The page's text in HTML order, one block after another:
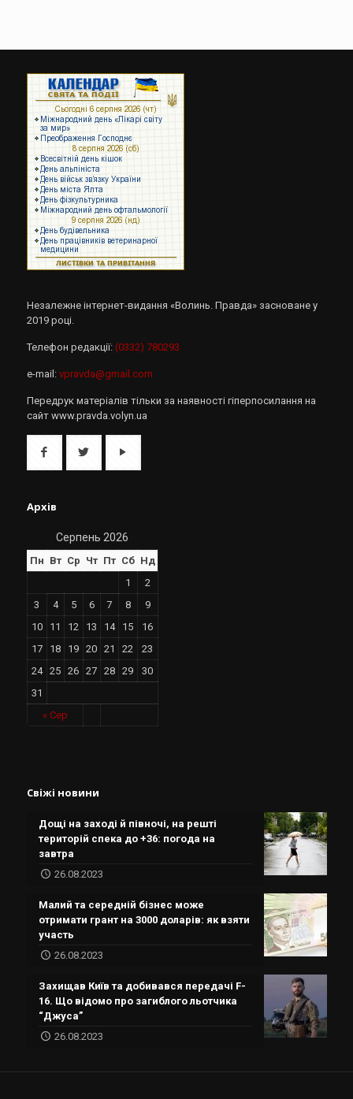
Незалежне інтернет-видання «Волинь. Правда» засноване у
2019 році.
Телефон редакції: (0332) 780293
e-mail: vpravda@gmail.com
Передрук матеріалів тільки за наявності гіперпосилання на
сайт www.pravda.volyn.ua
Архів
Серпень 2026
Пн Вт Ср Чт Пт Сб Нд
« Сер
1
2
3
4 5 6 7 8
9
10
11 12 13 14 15
16
17
18 19 20 21 22
23
24
25 26 27 28 29
30
31
Свіжі новини
Дощі на заході й півночі, на решті
територій спека до +36: погода на
завтра
26.08.2023
Малий та середній бізнес може
отримати грант на 3000 доларів: як взяти
участь
26.08.2023
Захищав Київ та добивався передачі F-
16. Що відомо про загиблого льотчика
“Джуса”
26.08.2023